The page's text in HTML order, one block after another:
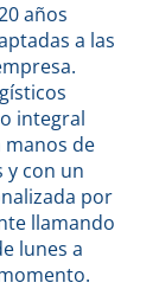
años
a las
integral
de
y con un
por
llamando
lunes a